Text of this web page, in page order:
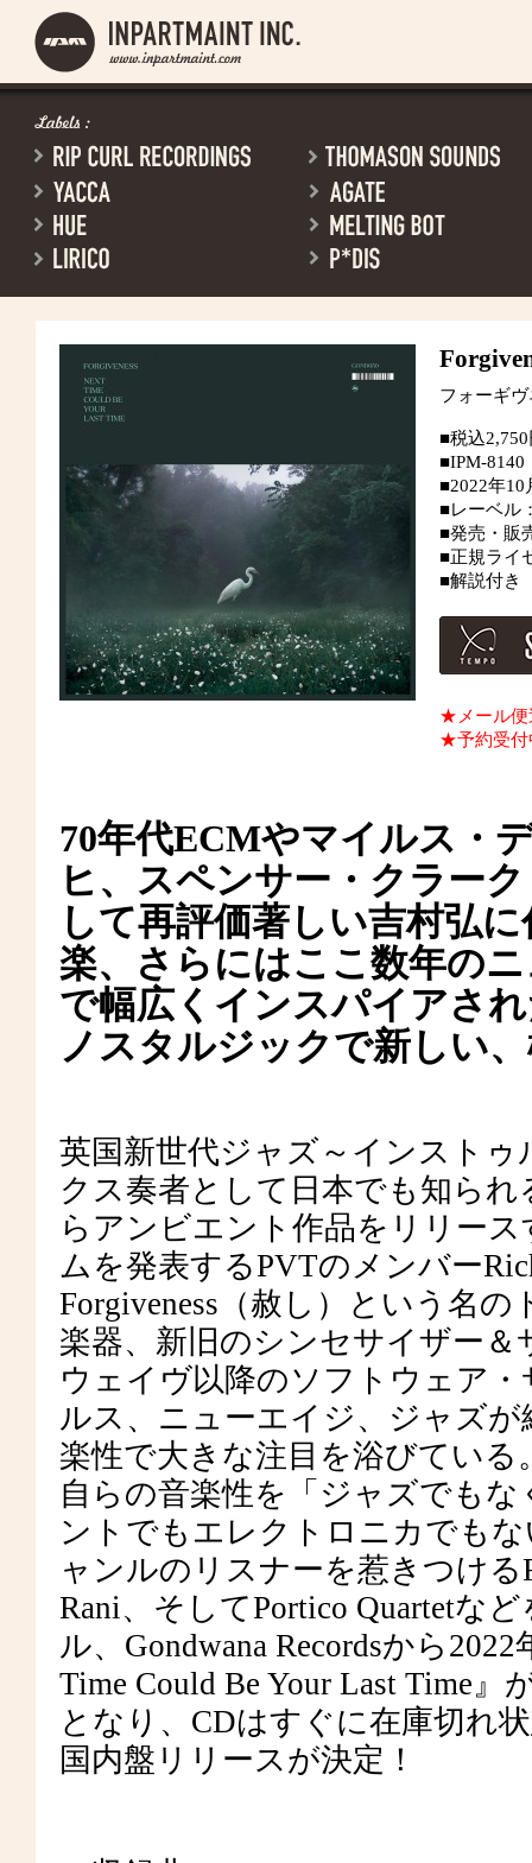
フォーギ
■税込
■IPM-8140
■2022年10
■レーベル
■発売・販
■正規ライ
■解説付き
★メール
★予約受
70年代ECMやマイルス・
ヒ、スペンサー・クラー
して再評価著しい吉村弘
楽、さらにはここ数年の
で幅広くインスパイアさ
ノスタルジックで新しい
英国新世代ジャズ～インストゥ
クス奏者として日本でも知られ
らアンビエント作品をリリー
ムを発表するPVTのメンバー
Forgiveness（赦し）という名
楽器、新旧のシンセサイザー
ウェイヴ以降のソフトウェア
ルス、ニューエイジ、ジャズ
楽性で大きな注目を浴びている
自らの音楽性を「ジャズでも
ントでもエレクトロニカでも
ャンルのリスナーを惹きつける
Rani、そしてPortico Quartetな
ル、Gondwana Recordsから
Time Could Be Your Last Time
となり、CDはすぐに在庫切れ
国内盤リリースが決定！